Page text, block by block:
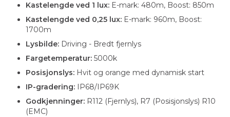
Kastelengde ved 1 lux: E-mark: 480m, Boost: 850m
Kastelengde ved 0,25 lux: E-mark: 960m, Boost:
1700m
Lysbilde: Driving - Bredt fjernlys
Fargetemperatur: 5000k
Posisjonslys: Hvit og orange med dynamisk start
IP-gradering: IP68/IP69K
Godkjenninger: R112 (Fjernlys), R7 (Posisjonslys) R10
(EMC)